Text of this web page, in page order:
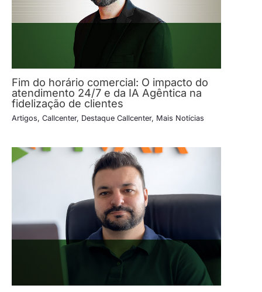
Fim do horário comercial: O impacto do
atendimento 24/7 e da IA Agêntica na
fidelização de clientes
Artigos, Callcenter, Destaque Callcenter, Mais Notícias